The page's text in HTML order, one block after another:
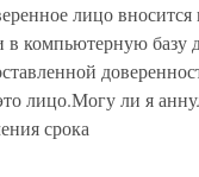
лицо
в компьютерную базу
лицо.Могу ли я
срока